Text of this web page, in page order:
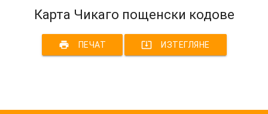
Карта Чикаго пощенски кодове
print ПЕЧАТ system_update_alt ИЗТЕГЛЯНЕ